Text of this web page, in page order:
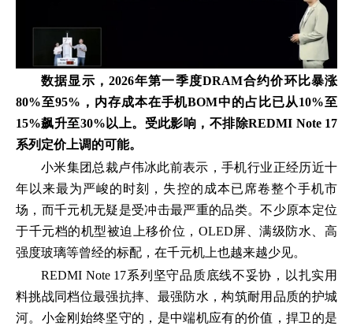
数据显示，2026年第一季度DRAM合约价环比暴涨
80%至95%，内存成本在手机BOM中的占比已从10%至
15%飙升至30%以上。受此影响，不排除REDMI Note 17
系列定价上调的可能。
小米集团总裁卢伟冰此前表示，手机行业正经历近十
年以来最为严峻的时刻，失控的成本已席卷整个手机市
场，而千元机无疑是受冲击最严重的品类。不少原本定位
于千元档的机型被迫上移价位，OLED屏、满级防水、高
强度玻璃等曾经的标配，在千元机上也越来越少见。
REDMI Note 17系列坚守品质底线不妥协，以扎实用
料挑战同档位最强抗摔、最强防水，构筑耐用品质的护城
河。小金刚始终坚守的，是中端机应有的价值，捍卫的是